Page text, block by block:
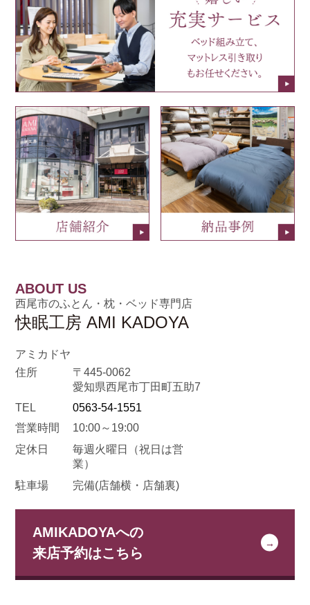
ABOUT US
西尾市のふとん・枕・ベッド専門店
快眠工房 AMI KADOYA
アミカドヤ
住所
〒445-0062
愛知県西尾市丁田町五助7
TEL
0563-54-1551
営業時間
10:00～19:00
定休日
毎週火曜日
（祝日は営
業）
駐車場
完備(店舗横・店舗裏)
AMIKADOYAへの
来店予約はこちら